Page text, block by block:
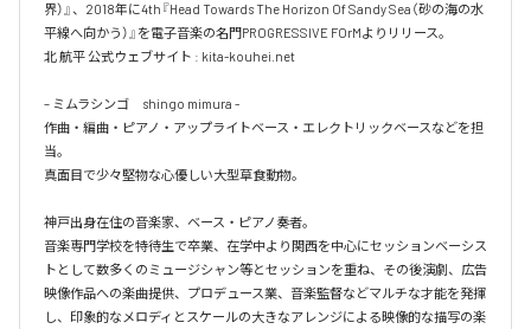
界）』、2018年に4th『Head Towards The Horizon Of Sandy Sea（砂の海の水
平線へ向かう）』を電子音楽の名門PROGRESSIVE FOrMよりリリース。
北 航平 公式ウェブサイト : kita-kouhei.net
– ミムラシンゴ　shingo mimura -
作曲・編曲・ピアノ・アップライトベース・エレクトリックベースなどを担
当。
真面目で少々堅物な心優しい大型草食動物。
神戸出身在住の音楽家、ベース・ピアノ奏者。
音楽専門学校を特待生で卒業、在学中より関西を中心にセッションベーシス
トとして数多くのミュージシャン等とセッションを重ね、その後演劇、広告
映像作品への楽曲提供、プロデュース業、音楽監督などマルチな才能を発揮
し、印象的なメロディとスケールの大きなアレンジによる映像的な描写の楽